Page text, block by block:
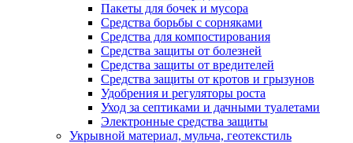
Пакеты для бочек и мусора
Средства борьбы с сорняками
Средства для компостирования
Средства защиты от болезней
Средства защиты от вредителей
Средства защиты от кротов и грызунов
Удобрения и регуляторы роста
Уход за септиками и дачными туалетами
Электронные средства защиты
Укрывной материал, мульча, геотекстиль